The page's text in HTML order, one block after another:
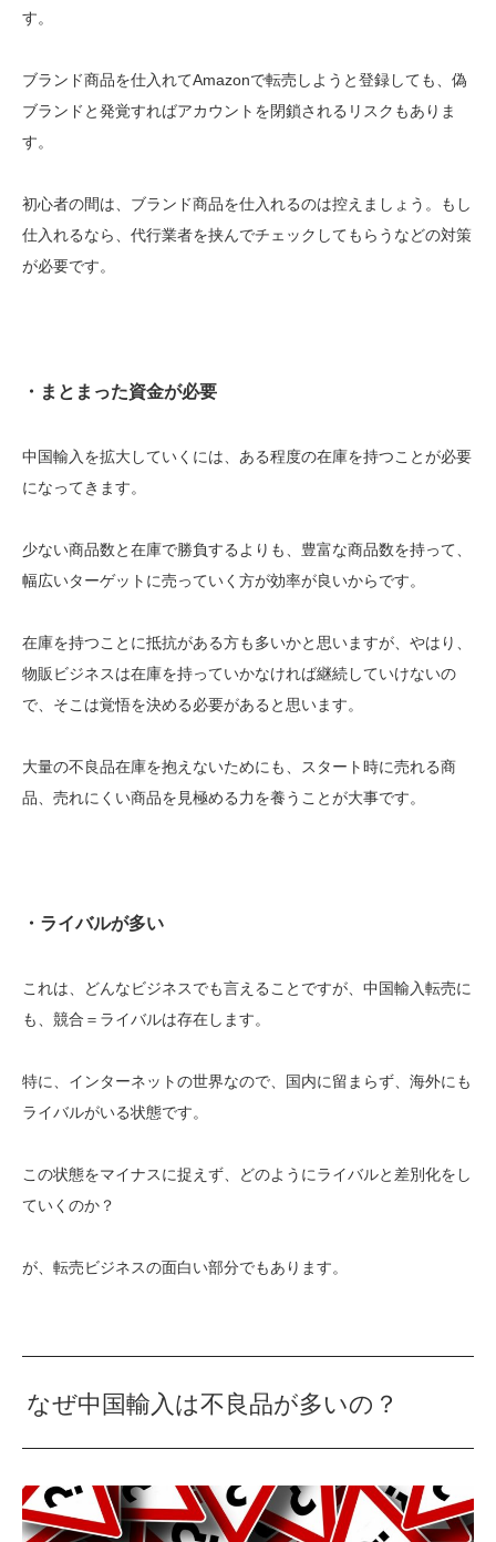
す。
ブランド商品を仕入れてAmazonで転売しようと登録しても、偽
ブランドと発覚すればアカウントを閉鎖されるリスクもありま
す。
初心者の間は、ブランド商品を仕入れるのは控えましょう。
もし
仕入れるなら、代行業者を挟んでチェックしてもらうなどの対策
が必要です。
・まとまった資金が必要
中国輸入を拡大していくには、ある程度の在庫を持つことが必要
になってきます。
少ない商品数と在庫で勝負するよりも、豊富な商品数を持って、
幅広いターゲットに売っていく方が効率が良いからです。
在庫を持つことに抵抗がある方も多いかと思いますが、やはり、
物販ビジネスは在庫を持っていかなければ継続していけないの
で、そこは覚悟を決める必要があると思います。
大量の不良品在庫を抱えないためにも、スタート時に売れる商
品、売れにくい商品を見極める力を養うことが大事です。
・ライバルが多い
これは、どんなビジネスでも言えることですが、中国輸入転売に
も、競合＝ライバルは存在します。
特に、インターネットの世界なので、国内に留まらず、海外にも
ライバルがいる状態です。
この状態をマイナスに捉えず、どのようにライバルと差別化をし
ていくのか？
が、転売ビジネスの面白い部分でもあります。
なぜ中国輸入は不良品が多いの？